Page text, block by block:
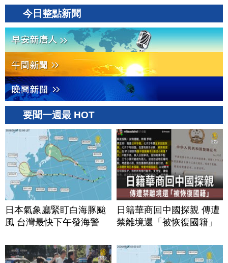
美？｜#財經新聞｜
20260806(四)
今日整點新聞
要聞一週最 HOT
日本氣象廳緊盯白海豚颱
風 台灣最快下午發海警
日籍華商回中國探親 傳遭
禁離境還「被恢復國籍」